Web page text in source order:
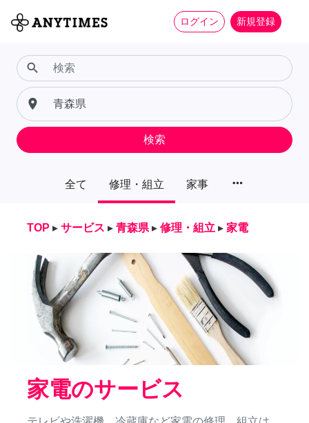
ログイン 新規登録
全て 修理・組立 家事 more_horiz
search
place
検索
TOP ▸ サービス ▸ 青森県 ▸ 修理・組立 ▸ 家電
家電のサービス